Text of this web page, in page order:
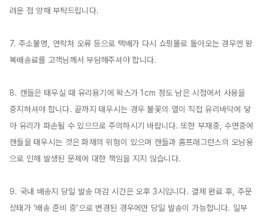
려운 점 양해 부탁드립니다.
7. 주소불명, 연락처 오류 등으로 택배가 다시 쇼핑몰로 돌아오는 경우엔 왕
복배송료를 고객님께서 부담해주셔야 합니다.
8. 캔들은 태우실 때 유리용기에 왁스가 1cm 정도 남은 시점에서 사용을
중지하셔야 합니다. 끝까지 태우시는 경우 불꽃의 열이 직접 유리바닥에 닿
아 유리가 파손될 수 있으므로 주의하시기 바랍니다. 또한 부재중, 수면중에
캔들을 태우시는 것은 화재의 위험이 있으며 캔들과 홈프래그런스의 오남용
으로 인해 발생된 문제에 대한 책임을 지지 않습니다.
9. 국내 배송지 당일 발송 마감 시간은 오후 3시입니다. 결제 완료 후, 주문
상태가 '배송 준비 중'으로 변경된 경우에만 당일 발송이 가능합니다. 일부